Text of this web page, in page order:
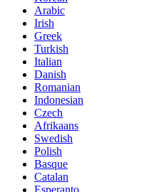
Arabic
Irish
Greek
Turkish
Italian
Danish
Romanian
Indonesian
Czech
Afrikaans
Swedish
Polish
Basque
Catalan
Esperanto